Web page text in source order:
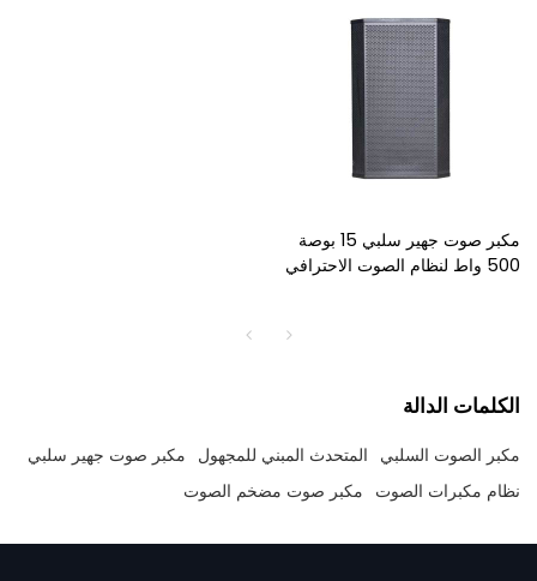
مكبر صوت جهير سلبي 15 بوصة
500 واط لنظام الصوت الاحترافي
الكلمات الدالة
مكبر الصوت السلبي المتحدث المبني للمجهول مكبر صوت جهير سلبي
نظام مكبرات الصوت مكبر صوت مضخم الصوت